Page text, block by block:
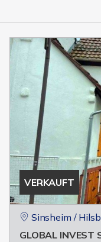
VERKAUFT
Sinsheim /
GLOBAL